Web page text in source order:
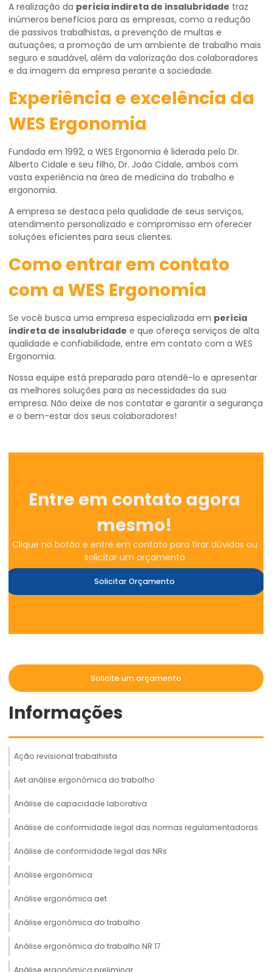
A realização da perícia indireta de insalubridade traz
inúmeros benefícios para as empresas, como a redução
de passivos trabalhistas, a prevenção de multas e
autuações, a promoção de um ambiente de trabalho mais
seguro e saudável, além da valorização dos colaboradores
e da imagem da empresa perante a sociedade.
Experiência e excelência da
WES Ergonomia
Fundada em 1992, a WES Ergonomia é liderada pelo Dr.
Alberto Cidale e seu filho, Dr. João Cidale, ambos com
vasta experiência na área de medicina do trabalho e
ergonomia.
A empresa se destaca pela qualidade de seus serviços,
atendimento personalizado e compromisso em oferecer
soluções eficientes para seus clientes.
Como entrar em contato
com a WES Ergonomia
Se você busca uma empresa especializada em perícia
indireta de insalubridade e que ofereça serviços de alta
qualidade e confiabilidade, entre em contato com a WES
Ergonomia.
Nossa equipe está preparada para atendê-lo e apresentar
as melhores soluções para as necessidades da sua
empresa. Não deixe de nos contatar e garantir a segurança
e o bem-estar dos seus colaboradores!
Entre em contato agora
mesmo!
Clique no botão e entre em contato para tirar dúvidas ou
solicitar um orçamento
Solicitar Orçamento
Solicite um orçamento
Informações
Ação revisional trabalhista
Aet análise ergonômica do trabalho
Análise de capacidade laborativa
Análise de conformidade legal das normas regulamentadoras
Análise de conformidade legal das NRs
Análise ergonômica
Análise ergonômica aet
Análise ergonômica do trabalho
Análise ergonômica do trabalho NR 17